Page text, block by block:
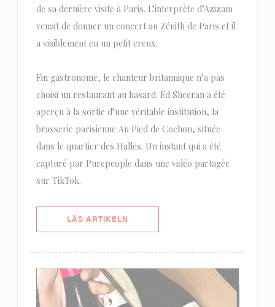
de sa dernière visite à Paris. L’interprète d’Azizam
venait de donner un concert au Zénith de Paris et il
a visiblement eu un petit creux.
Fin gastronome, le chanteur britannique n’a pas
choisi un restaurant au hasard. Ed Sheeran a été
aperçu à la sortie d’une véritable institution, la
brasserie parisienne Au Pied de Cochon, située
dans le quartier des Halles. Un instant qui a été
capturé par Purepeople dans une vidéo partagée
sur TikTok.
LÄS ARTIKELN